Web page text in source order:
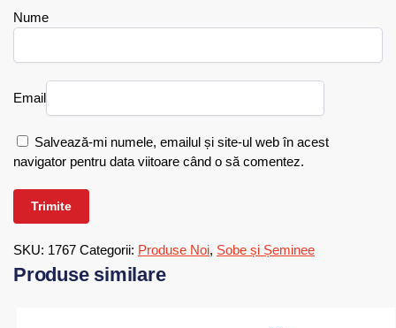
Nume
Email
Salvează-mi numele, emailul și site-ul web în acest
navigator pentru data viitoare când o să comentez.
SKU: 1767 Categorii: Produse Noi, Sobe și Șeminee
Produse similare